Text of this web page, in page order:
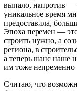
выпало, напротив —
уникальное время
предоставила,
Эпоха перемен — это
строить нужно, а
региона, в
а теперь шанс наше
им тоже не­пременно
Считаю, что